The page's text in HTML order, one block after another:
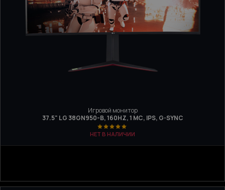
Игровой монитор
37.5" LG 38GN950-B, 160HZ, 1 МС, IPS, G-SYNC
НЕТ В НАЛИЧИИ